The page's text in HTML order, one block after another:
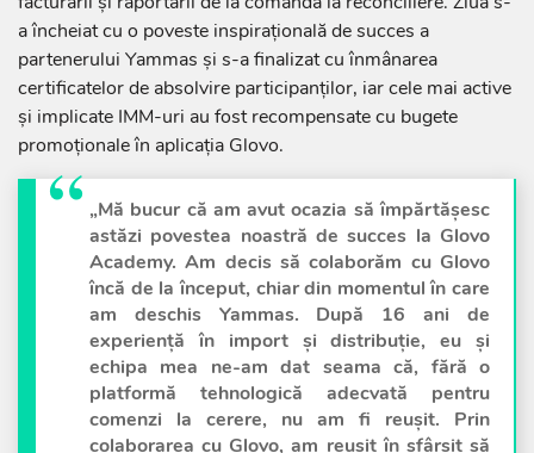
a încheiat cu o poveste inspirațională de succes a
partenerului Yammas și s-a finalizat cu înmânarea
certificatelor de absolvire participanților, iar cele mai active
și implicate IMM-uri au fost recompensate cu bugete
promoționale în aplicația Glovo.
„Mă bucur că am avut ocazia să împărtășesc
astăzi povestea noastră de succes la Glovo
Academy. Am decis să colaborăm cu Glovo
încă de la început, chiar din momentul în care
am deschis Yammas. După 16 ani de
experiență în import și distribuție, eu și
echipa mea ne-am dat seama că, fără o
platformă tehnologică adecvată pentru
comenzi la cerere, nu am fi reușit. Prin
colaborarea cu Glovo, am reușit în sfârșit să